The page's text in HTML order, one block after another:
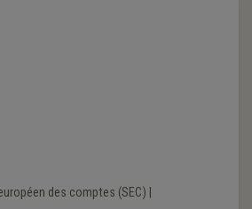
des comptes (SEC)